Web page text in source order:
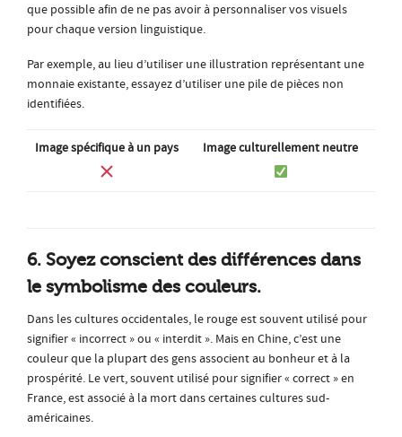
que possible afin de ne pas avoir à personnaliser vos visuels
pour chaque version linguistique.
Par exemple, au lieu d’utiliser une illustration représentant une
monnaie existante, essayez d’utiliser une pile de pièces non
identifiées.
Image spécifique à un pays Image culturellement neutre
6. Soyez conscient des différences dans
le symbolisme des couleurs.
Dans les cultures occidentales, le rouge est souvent utilisé pour
signifier « incorrect » ou « interdit ». Mais en Chine, c’est une
couleur que la plupart des gens associent au bonheur et à la
prospérité. Le vert, souvent utilisé pour signifier « correct » en
France, est associé à la mort dans certaines cultures sud-
américaines.